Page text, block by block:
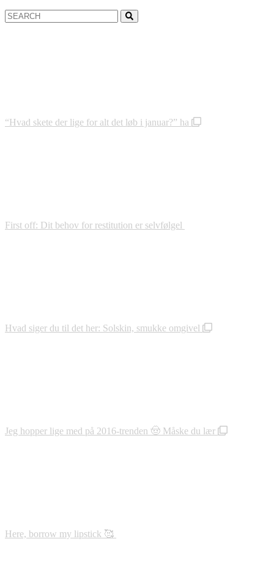
Search
for:
“Hvad skete der lige for alt det løb i januar?” ha
First off: Dit behov for restitution er selvfølgel
Hvad siger du til det her: Solskin, smukke omgivel
Jeg hopper lige med på 2016-trenden 🤠 Måske du lær
Here, borrow my lipstick 🥰